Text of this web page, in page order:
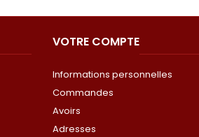
VOTRE COMPTE
Informations personnelles
Commandes
Avoirs
Adresses